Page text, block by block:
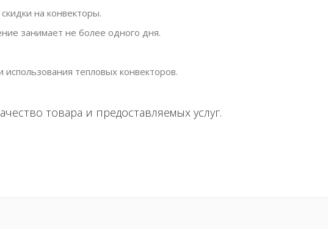
на конвекторы.
занимает не более одного дня.
тепловых конвекторов.
товара и предоставляемых услуг.